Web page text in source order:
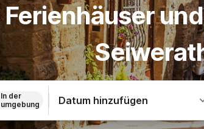
In der
umgebung
Datum hinzufügen